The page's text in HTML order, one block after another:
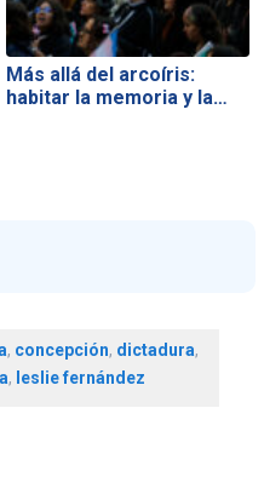
Más allá del arcoíris:
habitar la memoria y la…
, concepción, dictadura,
, leslie fernández